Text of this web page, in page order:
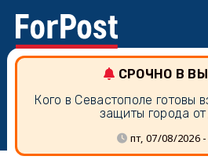
СРОЧНО В
Кого в Севастополе готовы
защиты города
пт, 07/08/2026